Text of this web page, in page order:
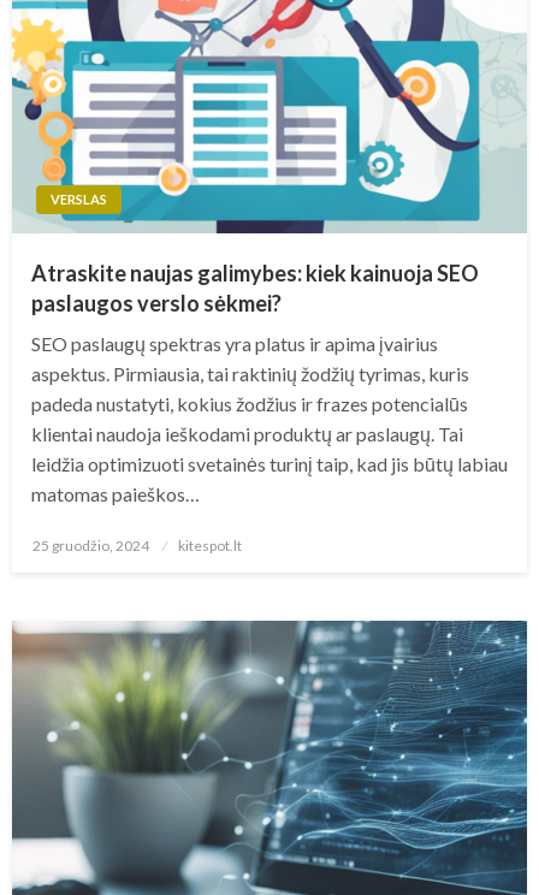
VERSLAS
Atraskite naujas galimybes: kiek kainuoja SEO
paslaugos verslo sėkmei?
SEO paslaugų spektras yra platus ir apima įvairius
aspektus. Pirmiausia, tai raktinių žodžių tyrimas, kuris
padeda nustatyti, kokius žodžius ir frazes potencialūs
klientai naudoja ieškodami produktų ar paslaugų. Tai
leidžia optimizuoti svetainės turinį taip, kad jis būtų labiau
matomas paieškos…
Posted
25 gruodžio, 2024 kitespot.lt